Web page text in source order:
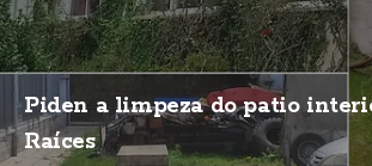
Piden a limpeza do patio
Raíces